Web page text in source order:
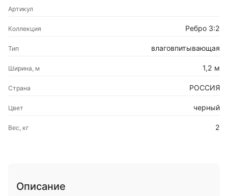
Артикул
Коллекция Ребро 3:2
Тип влаговпитывающая
Ширина, м 1,2 м
Страна РОССИЯ
Цвет черный
Вес, кг 2
Описание